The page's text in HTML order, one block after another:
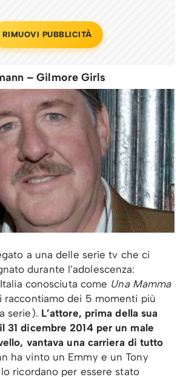
RIMUOVI PUBBLICITÀ
– Gilmore Girls
a una delle serie tv che ci
durante l’adolescenza:
conosciuta come Una Mamma
raccontiamo dei 5 momenti più
serie). L’attore, prima della sua
31 dicembre 2014 per un male
vantava una carriera di tutto
ha vinto un Emmy e un Tony
ricordano per essere stato